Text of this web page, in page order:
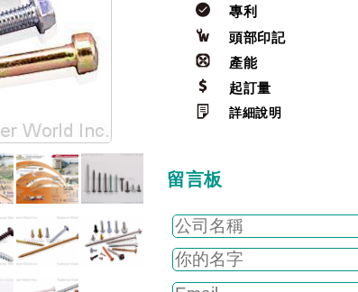
專利
頭部印記
產能
起訂量
詳細說明
留言板